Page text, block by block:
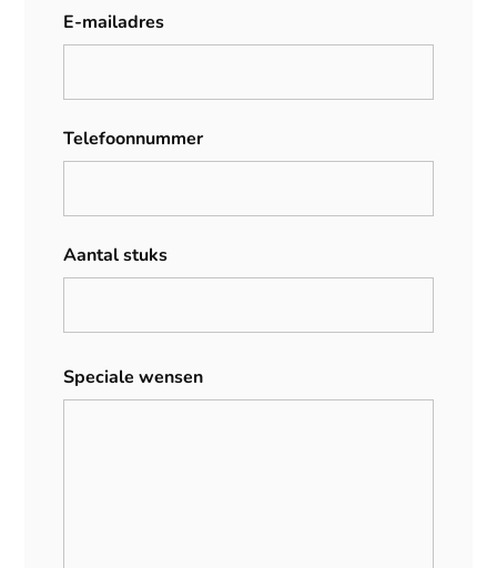
E-mailadres
Telefoonnummer
Aantal stuks
Speciale wensen